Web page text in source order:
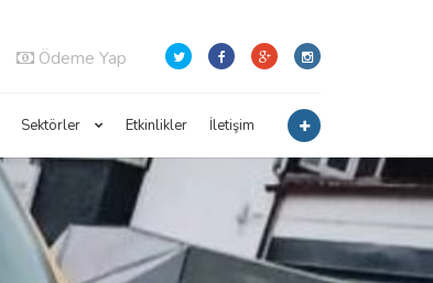
Ödeme Yap
Sektörler Etkinlikler İletişim